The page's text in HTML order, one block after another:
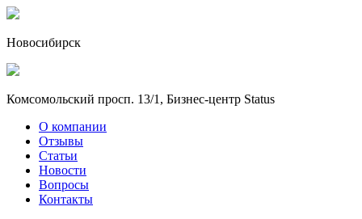
Новосибирск
Комсомольский просп. 13/1, Бизнес-центр Status
О компании
Отзывы
Статьи
Новости
Вопросы
Контакты